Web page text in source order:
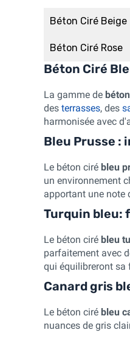
Béton Ciré Beige
Béton Ciré Rose
Béton Ciré
La gamme de
des terrasses, des
harmonisée avec
Bleu Prusse :
Le béton ciré bleu
un environnement
apportant une note
Turquin bleu:
Le béton ciré bleu
parfaitement avec
qui équilibreront sa
Canard gris
Le béton ciré bleu
nuances de gris